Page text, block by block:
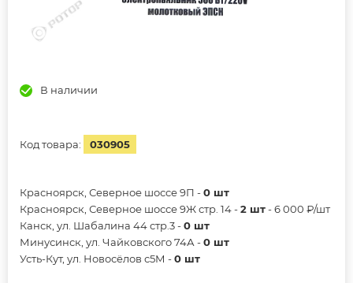
В наличии
Код товара: 030905
Красноярск, Северное шоссе 9П -0 шт
Красноярск, Северное шоссе 9Ж стр. 14 -2 шт- 6 000 ₽/шт
Канск, ул. Шабалина 44 стр.3 -0 шт
Минусинск, ул. Чайковского 74А -0 шт
Усть-Кут, ул. Новосёлов с5М -0 шт